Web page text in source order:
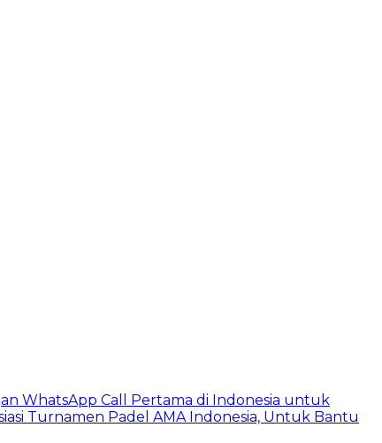
WhatsApp Call Pertama di Indonesia untuk
Turnamen Padel AMA Indonesia, Untuk Bantu